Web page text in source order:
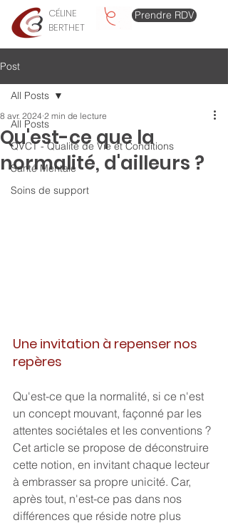
CÉLINE
BERTHET
Prendre RDV
Post
All Posts
QVCT - Qualité de Vie et Conditions
Santé Mentale
Soins de support
All Posts
Qu'est-ce que la
normalité, d'ailleurs ?
8 avr. 2024 2 min de lecture
Une invitation à repenser nos
repères
Qu'est-ce que la normalité, si ce n'est
un concept mouvant, façonné par les
attentes sociétales et les conventions ?
Cet article se propose de déconstruire
cette notion, en invitant chaque lecteur
à embrasser sa propre unicité. Car,
après tout, n'est-ce pas dans nos
différences que réside notre plus